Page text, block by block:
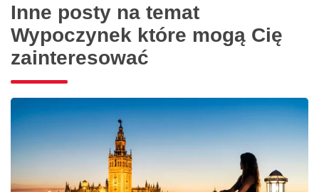
Inne posty na temat
Wypoczynek które mogą Cię
zainteresować